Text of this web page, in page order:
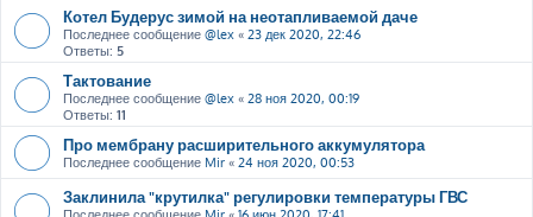
Котел Будерус зимой на неотапливаемой даче
Последнее сообщение @lex « 23 дек 2020, 22:46
Ответы: 5
Тактование
Последнее сообщение @lex « 28 ноя 2020, 00:19
Ответы: 11
Про мембрану расширительного аккумулятора
Последнее сообщение Mir « 24 ноя 2020, 00:53
Заклинила "крутилка" регулировки температуры ГВС